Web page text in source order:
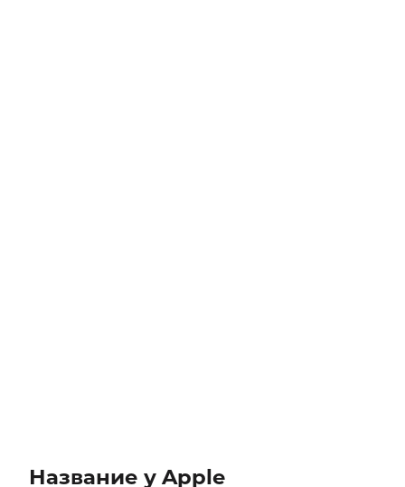
Название у Apple